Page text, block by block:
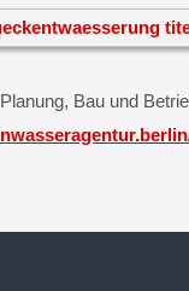
Bau und